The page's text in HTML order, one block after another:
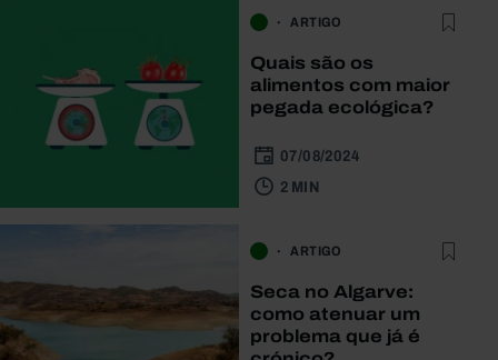
ARTIGO
Quais são os
alimentos com maior
pegada ecológica?
07/08/2024
2 MIN
ARTIGO
Seca no Algarve:
como atenuar um
problema que já é